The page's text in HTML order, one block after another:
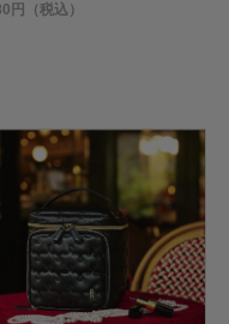
円（税込）